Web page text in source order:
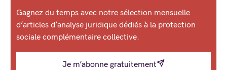
Gagnez du temps avec notre sélection mensuelle
d’articles d’analyse juridique dédiés à la protection
sociale complémentaire collective.
Je m’abonne gratuitement